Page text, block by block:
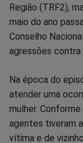
Região (TRF2),
maio do ano
Conselho
agressões contra
Na época do
atender uma
mulher.
agentes tiveram
vítima e de